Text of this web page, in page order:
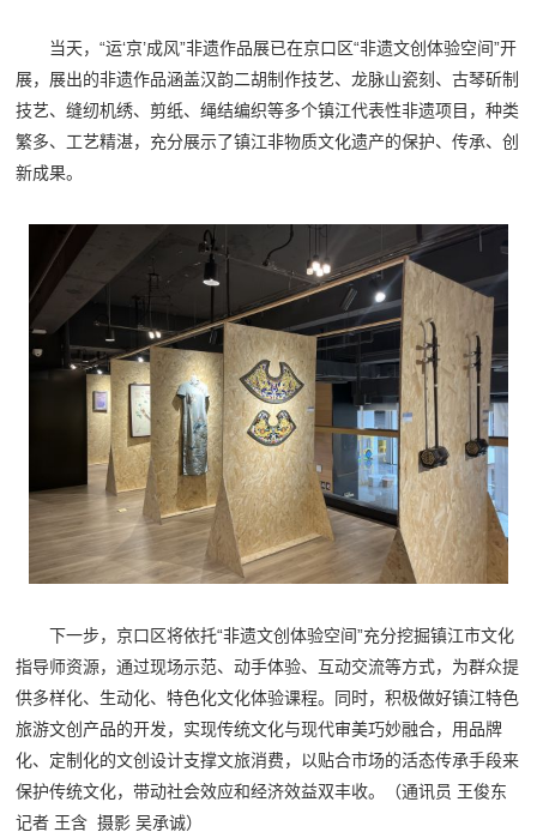
当天，“运‘京’成风”非遗作品展已在京口区“非遗文创体验空间”开
展，展出的非遗作品涵盖汉韵二胡制作技艺、龙脉山瓷刻、古琴斫制
技艺、缝纫机绣、剪纸、绳结编织等多个镇江代表性非遗项目，种类
繁多、工艺精湛，充分展示了镇江非物质文化遗产的保护、传承、创
新成果。
下一步，京口区将依托“非遗文创体验空间”充分挖掘镇江市文化
指导师资源，通过现场示范、动手体验、互动交流等方式，为群众提
供多样化、生动化、特色化文化体验课程。同时，积极做好镇江特色
旅游文创产品的开发，实现传统文化与现代审美巧妙融合，用品牌
化、定制化的文创设计支撑文旅消费，以贴合市场的活态传承手段来
保护传统文化，带动社会效应和经济效益双丰收。（通讯员 王俊东
记者 王含 摄影 吴承诚）